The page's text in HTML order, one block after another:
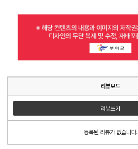
리뷰보드
리뷰쓰기
등록된 리뷰가 없습니다.